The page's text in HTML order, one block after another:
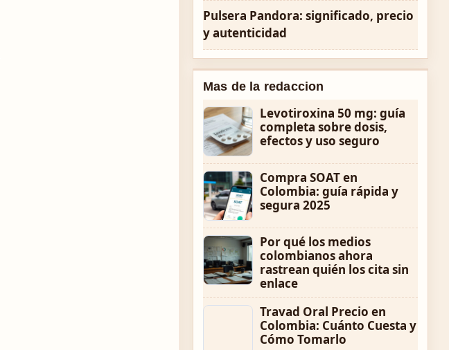
Pulsera Pandora: significado, precio
y autenticidad
Mas de la redaccion
Levotiroxina 50 mg: guía
completa sobre dosis,
efectos y uso seguro
Compra SOAT en
Colombia: guía rápida y
segura 2025
Por qué los medios
colombianos ahora
rastrean quién los cita sin
enlace
Travad Oral Precio en
Colombia: Cuánto Cuesta y
Cómo Tomarlo